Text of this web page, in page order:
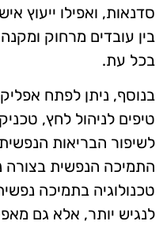
סדנאות, ואפילו ייעוץ
בין עובדים מרחוק
בכל עת.
בנוסף, ניתן לפתח
טיפים לניהול לחץ,
לשיפור הבריאות
התמיכה הנפשית בצורה
טכנולוגיה בתמיכה
לנגיש יותר, אלא גם